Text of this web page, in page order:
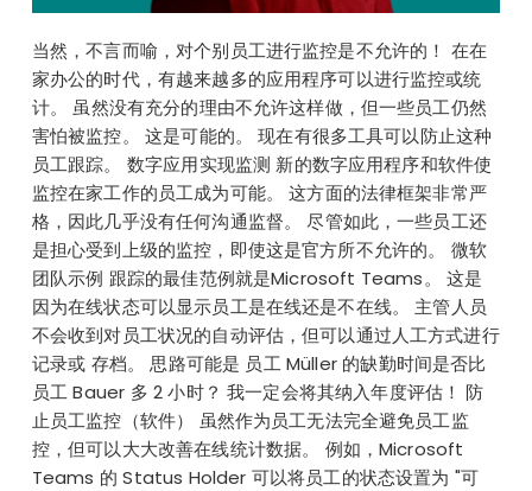
当然，不言而喻，对个别员工进行监控是不允许的！ 在在
家办公的时代，有越来越多的应用程序可以进行监控或统
计。 虽然没有充分的理由不允许这样做，但一些员工仍然
害怕被监控。 这是可能的。 现在有很多工具可以防止这种
员工跟踪。 数字应用实现监测 新的数字应用程序和软件使
监控在家工作的员工成为可能。 这方面的法律框架非常严
格，因此几乎没有任何沟通监督。 尽管如此，一些员工还
是担心受到上级的监控，即使这是官方所不允许的。 微软
团队示例 跟踪的最佳范例就是Microsoft Teams。 这是
因为在线状态可以显示员工是在线还是不在线。 主管人员
不会收到对员工状况的自动评估，但可以通过人工方式进行
记录或 存档。 思路可能是 员工 Müller 的缺勤时间是否比
员工 Bauer 多 2 小时？ 我一定会将其纳入年度评估！ 防
止员工监控（软件） 虽然作为员工无法完全避免员工监
控，但可以大大改善在线统计数据。 例如，Microsoft
Teams 的 Status Holder 可以将员工的状态设置为 "可